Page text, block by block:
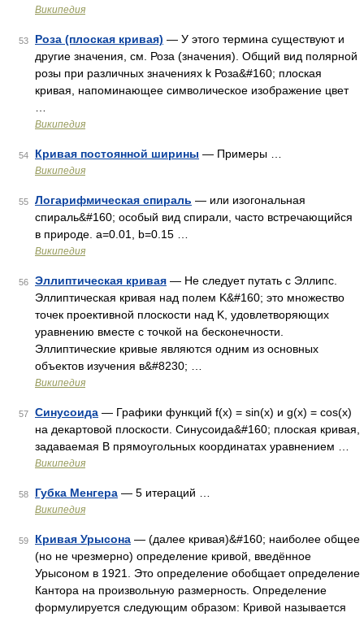
Википедия
53 Роза (плоская кривая) — У этого термина существуют и
другие значения, см. Роза (значения). Общий вид полярной
розы при различных значениях k Роза&#160; плоская
кривая, напоминающее символическое изображение цвет
Википедия
54 Кривая постоянной ширины — Примеры …
Википедия
55 Логарифмическая спираль — или изогональная
спираль&#160; особый вид спирали, часто встречающийся
в природе. a=0.01, b=0.15 …
Википедия
56 Эллиптическая кривая — Не следует путать с Эллипс.
Эллиптическая кривая над полем K&#160; это множество
точек проективной плоскости над K, удовлетворяющих
уравнению вместе с точкой на бесконечности.
Эллиптические кривые являются одним из основных
объектов изучения в&#8230; …
Википедия
57 Синусоида — Графики функций f(x) = sin(x) и g(x) = cos(x)
на декартовой плоскости. Синусоида&#160; плоская кривая,
задаваемая В прямоугольных координатах уравнением …
Википедия
58 Губка Менгера — 5 итераций …
Википедия
59 Кривая Урысона — (далее кривая)&#160; наиболее общее
(но не чрезмерно) определение кривой, введённое
Урысоном в 1921. Это определение обобщает определение
Кантора на произвольную размерность. Определение
формулируется следующим образом: Кривой называется